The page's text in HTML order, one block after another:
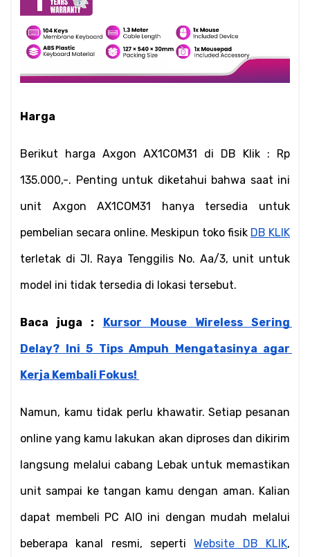
Harga
Berikut harga Axgon AX1COM31 di DB Klik : Rp
135.000,-. Penting untuk diketahui bahwa saat ini
unit Axgon AX1COM31 hanya tersedia untuk
pembelian secara online. Meskipun toko fisik DB KLIK
terletak di Jl. Raya Tenggilis No. Aa/3, unit untuk
model ini tidak tersedia di lokasi tersebut.
Baca juga : Kursor Mouse Wireless Sering
Delay? Ini 5 Tips Ampuh Mengatasinya agar
Kerja Kembali Fokus!
Namun, kamu tidak perlu khawatir. Setiap pesanan
online yang kamu lakukan akan diproses dan dikirim
langsung melalui cabang Lebak untuk memastikan
unit sampai ke tangan kamu dengan aman. Kalian
dapat membeli PC AIO ini dengan mudah melalui
beberapa kanal resmi, seperti Website DB KLIK